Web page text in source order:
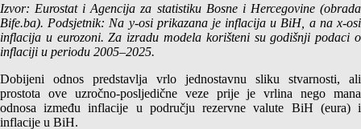
Izvor: Eurostat i Agencija za statistiku Bosne i Hercegovine (obrada
Bife.ba). Podsjetnik: Na y-osi prikazana je inflacija u BiH, a na x-osi
inflacija u eurozoni. Za izradu modela korišteni su godišnji podaci o
inflaciji u periodu 2005–2025.
Dobijeni odnos predstavlja vrlo jednostavnu sliku stvarnosti, ali
prostota ove uzročno-posljedične veze prije je vrlina nego mana
odnosa između inflacije u području rezervne valute BiH (eura) i
inflacije u BiH.